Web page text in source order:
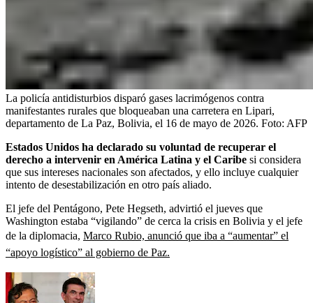
La policía antidisturbios disparó gases lacrimógenos contra
manifestantes rurales que bloqueaban una carretera en Lipari,
departamento de La Paz, Bolivia, el 16 de mayo de 2026. Foto: AFP
Estados Unidos ha declarado su voluntad de recuperar el
derecho a intervenir en América Latina y el Caribe si considera
que sus intereses nacionales son afectados, y ello incluye cualquier
intento de desestabilización en otro país aliado.
El jefe del Pentágono, Pete Hegseth, advirtió el jueves que
Washington estaba “vigilando” de cerca la crisis en Bolivia y el jefe
de la diplomacia, Marco Rubio, anunció que iba a “aumentar” el
“apoyo logístico” al gobierno de Paz.